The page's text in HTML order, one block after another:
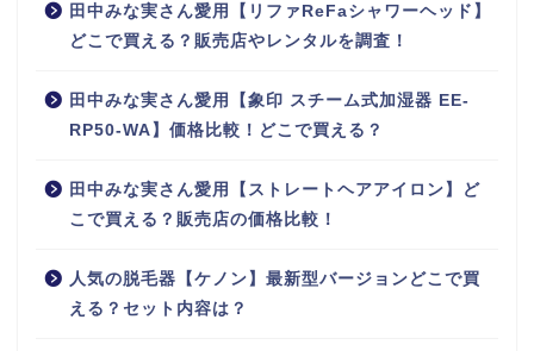
田中みな実さん愛用【リファReFaシャワーヘッド】
どこで買える？販売店やレンタルを調査！
田中みな実さん愛用【象印 スチーム式加湿器 EE-
RP50-WA】価格比較！どこで買える？
田中みな実さん愛用【ストレートヘアアイロン】ど
こで買える？販売店の価格比較！
人気の脱毛器【ケノン】最新型バージョンどこで買
える？セット内容は？